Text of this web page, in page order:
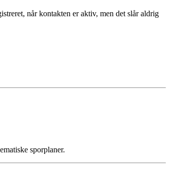
når kontakten er aktiv, men det slår aldrig
sporplaner.